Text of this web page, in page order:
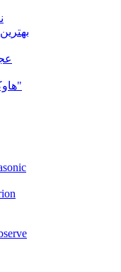
هاوكينگ : "موجودات فضايي وجود دارند"